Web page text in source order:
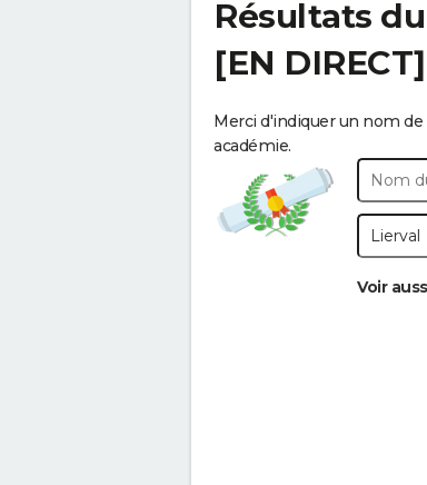
Résultats
[EN DIRECT]
Merci d'indiquer un nom
académie.
Voir